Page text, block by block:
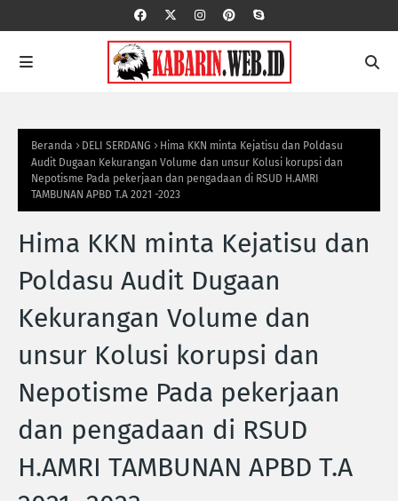
Beranda DELI SERDANG
Hima KKN minta Kejatisu dan Poldasu
Audit Dugaan Kekurangan Volume dan unsur Kolusi korupsi dan
Nepotisme Pada pekerjaan dan pengadaan di RSUD H.AMRI
TAMBUNAN APBD T.A 2021 -2023
Hima KKN minta Kejatisu dan
Poldasu Audit Dugaan
Kekurangan Volume dan
unsur Kolusi korupsi dan
Nepotisme Pada pekerjaan
dan pengadaan di RSUD
H.AMRI TAMBUNAN APBD T.A